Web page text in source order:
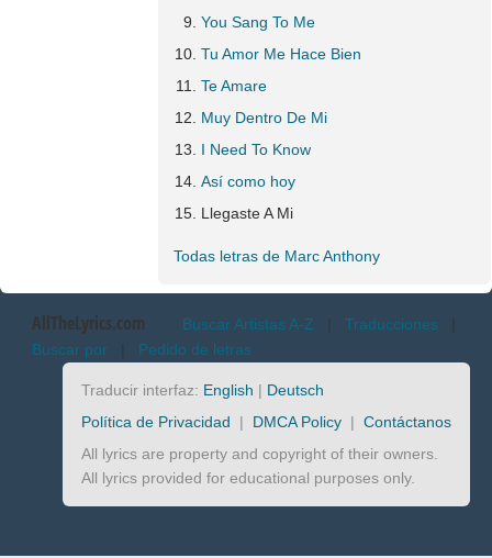
You Sang To Me
Tu Amor Me Hace Bien
Te Amare
Muy Dentro De Mi
I Need To Know
Así como hoy
Llegaste A Mi
Todas letras de Marc Anthony
AllTheLyrics.com Buscar Artistas A-Z | Traducciones |
Buscar por | Pedido de letras
Traducir interfaz: English | Deutsch
Política de Privacidad | DMCA Policy | Contáctanos
All lyrics are property and copyright of their owners.
All lyrics provided for educational purposes only.